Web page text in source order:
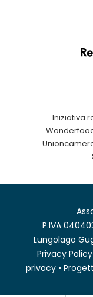
Iniziativa
P.IVA
Lungolago
Privacy Policy
privacy•